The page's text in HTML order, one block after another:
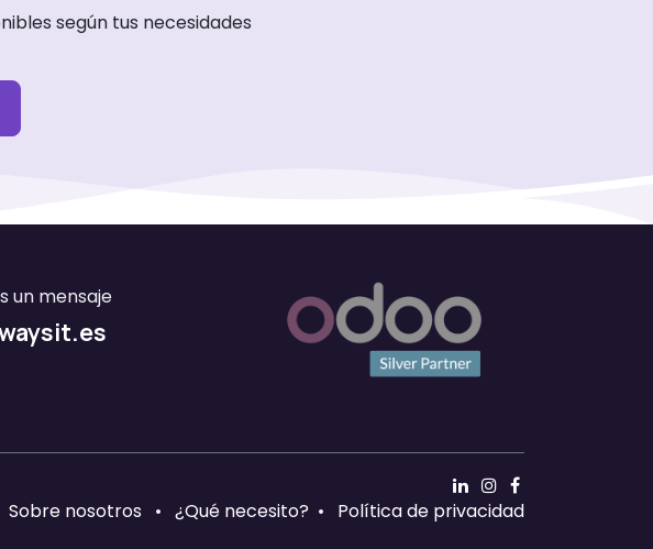
según tus necesidades
un mensaje
Sobre nosotros • ¿Qué necesito? • Política de privacidad